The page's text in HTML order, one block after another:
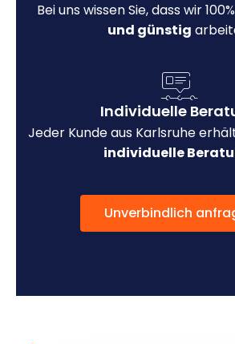
Bei uns wissen Sie, dass wir 100%
und günstig
Individuelle
Jeder Kunde aus Karlsruhe
individuelle
Unverbindlich